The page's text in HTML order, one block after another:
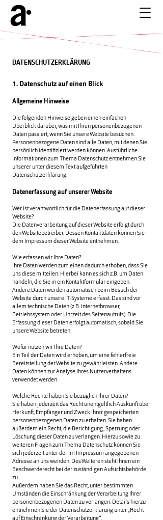
DATENSCHUTZERKLÄRUNG
1. Datenschutz auf einen Blick
Allgemeine Hinweise
Die folgenden Hinweise geben einen einfachen
Überblick darüber, was mit Ihren personenbezogenen
Daten passiert, wenn Sie unsere Website besuchen.
Personenbezogene Daten sind alle Daten, mit denen Sie
persönlich identifiziert werden können. Ausführliche
Informationen zum Thema Datenschutz entnehmen Sie
unserer unter diesem Text aufgeführten
Datenschutzerklärung.
Datenerfassung auf unserer Website
Wer ist verantwortlich für die Datenerfassung auf dieser
Website?
Die Datenverarbeitung auf dieser Website erfolgt durch
den Websitebetreiber. Dessen Kontaktdaten können Sie
dem Impressum dieser Website entnehmen.
Wie erfassen wir Ihre Daten?
Ihre Daten werden zum einen dadurch erhoben, dass Sie
uns diese mitteilen. Hierbei kann es sich z.B. um Daten
handeln, die Sie in ein Kontaktformular eingeben.
Andere Daten werden automatisch beim Besuch der
Website durch unsere IT-Systeme erfasst. Das sind vor
allem technische Daten (z.B. Internetbrowser,
Betriebssystem oder Uhrzeit des Seitenaufrufs). Die
Erfassung dieser Daten erfolgt automatisch, sobald Sie
unsere Website betreten.
Wofür nutzen wir Ihre Daten?
Ein Teil der Daten wird erhoben, um eine fehlerfreie
Bereitstellung der Website zu gewährleisten. Andere
Daten können zur Analyse Ihres Nutzerverhaltens
verwendet werden.
Welche Rechte haben Sie bezüglich Ihrer Daten?
Sie haben jederzeit das Recht unentgeltlich Auskunft über
Herkunft, Empfänger und Zweck Ihrer gespeicherten
personenbezogenen Daten zu erhalten. Sie haben
außerdem ein Recht, die Berichtigung, Sperrung oder
Löschung dieser Daten zu verlangen. Hierzu sowie zu
weiteren Fragen zum Thema Datenschutz können Sie
sich jederzeit unter der im Impressum angegebenen
Adresse an uns wenden. Des Weiteren steht Ihnen ein
Beschwerderecht bei der zuständigen Aufsichtsbehörde
zu.
Außerdem haben Sie das Recht, unter bestimmten
Umständen die Einschränkung der Verarbeitung Ihrer
personenbezogenen Daten zu verlangen. Details hierzu
entnehmen Sie der Datenschutzerklärung unter „Recht
auf Einschränkung der Verarbeitung“.